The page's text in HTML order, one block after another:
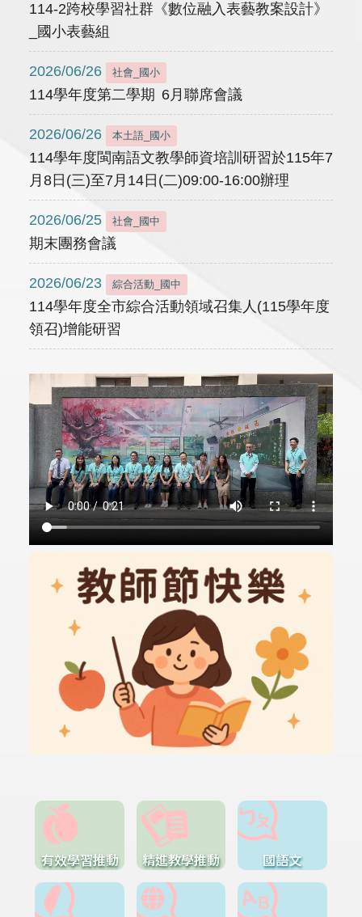
114-2跨校學習社群《數位融入表藝教案設計》
_國小表藝組
2026/06/26 社會_國小
114學年度第二學期 6月聯席會議
2026/06/26 本土語_國小
114學年度閩南語文教學師資培訓研習於115年7
月8日(三)至7月14日(二)09:00-16:00辦理
2026/06/25 社會_國中
期末團務會議
2026/06/23 綜合活動_國中
114學年度全市綜合活動領域召集人(115學年度
領召)增能研習
有效學習推動 精進教學推動 國語文